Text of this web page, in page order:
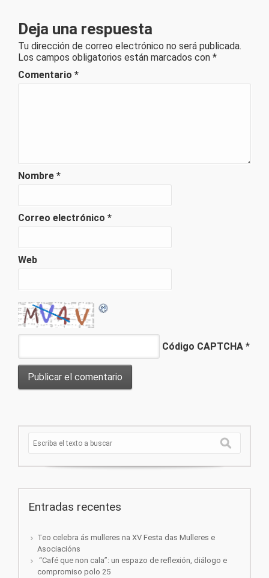
Deja una respuesta
Tu dirección de correo electrónico no será publicada.
Los campos obligatorios están marcados con *
Comentario *
Nombre *
Correo electrónico *
Web
Código CAPTCHA *
Entradas recentes
Teo celebra ás mulleres na XV Festa das Mulleres e
Asociacións
“Café que non cala”: un espazo de reflexión, diálogo e
compromiso polo 25